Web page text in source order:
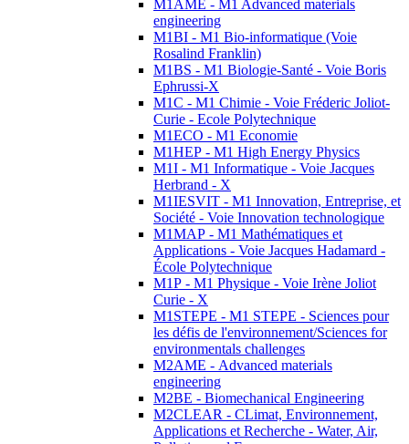
M1AME - M1 Advanced materials
engineering
M1BI - M1 Bio-informatique (Voie
Rosalind Franklin)
M1BS - M1 Biologie-Santé - Voie Boris
Ephrussi-X
M1C - M1 Chimie - Voie Fréderic Joliot-
Curie - Ecole Polytechnique
M1ECO - M1 Economie
M1HEP - M1 High Energy Physics
M1I - M1 Informatique - Voie Jacques
Herbrand - X
M1IESVIT - M1 Innovation, Entreprise, et
Société - Voie Innovation technologique
M1MAP - M1 Mathématiques et
Applications - Voie Jacques Hadamard -
École Polytechnique
M1P - M1 Physique - Voie Irène Joliot
Curie - X
M1STEPE - M1 STEPE - Sciences pour
les défis de l'environnement/Sciences for
environmentals challenges
M2AME - Advanced materials
engineering
M2BE - Biomechanical Engineering
M2CLEAR - CLimat, Environnement,
Applications et Recherche - Water, Air,